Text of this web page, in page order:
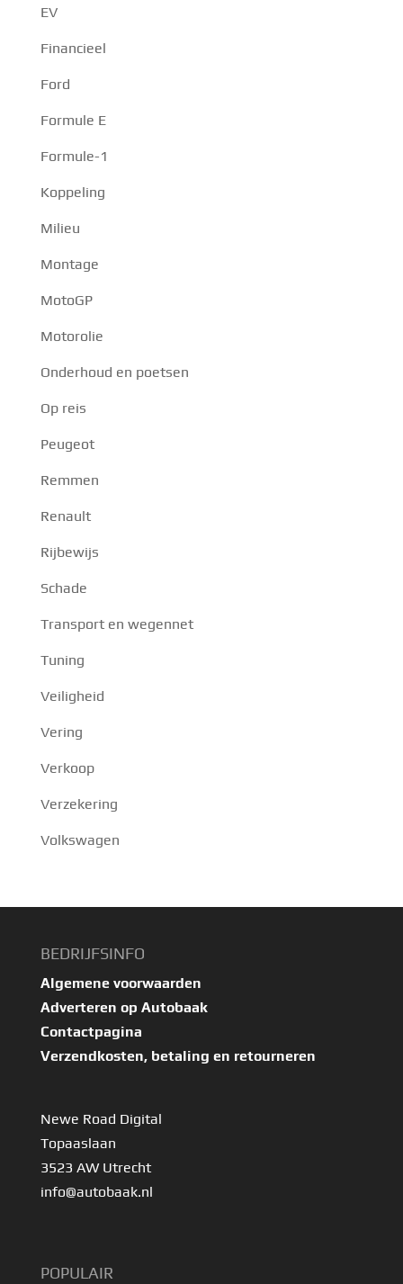
EV
Financieel
Ford
Formule E
Formule-1
Koppeling
Milieu
Montage
MotoGP
Motorolie
Onderhoud en poetsen
Op reis
Peugeot
Remmen
Renault
Rijbewijs
Schade
Transport en wegennet
Tuning
Veiligheid
Vering
Verkoop
Verzekering
Volkswagen
BEDRIJFSINFO
Algemene voorwaarden
Adverteren op Autobaak
Contactpagina
Verzendkosten, betaling en retourneren
Newe Road Digital
Topaaslaan
3523 AW Utrecht
info@autobaak.nl
POPULAIR